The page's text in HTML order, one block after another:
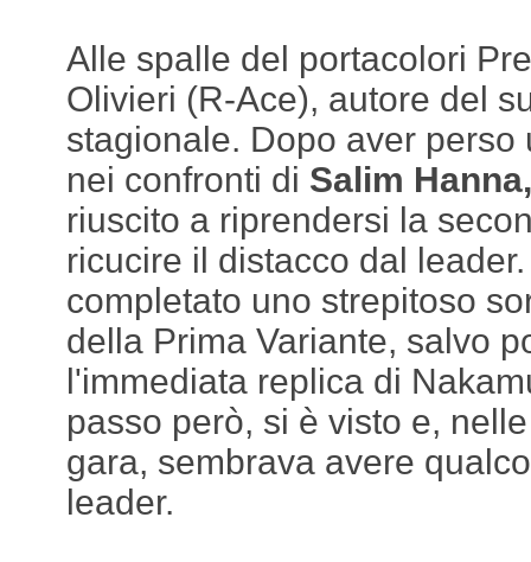
Alle spalle del portacolori
Olivieri (R-Ace), autore del
stagionale. Dopo aver
nei confronti di Salim Hanna,
riuscito a riprendersi la
ricucire il distacco dal
completato uno strepitoso
della Prima Variante, salvo
l'immediata replica di
passo però, si è visto e,
gara, sembrava avere
leader.